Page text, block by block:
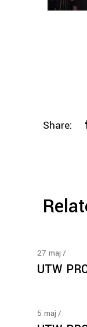
Share:
27 maj
UTW
5 maj